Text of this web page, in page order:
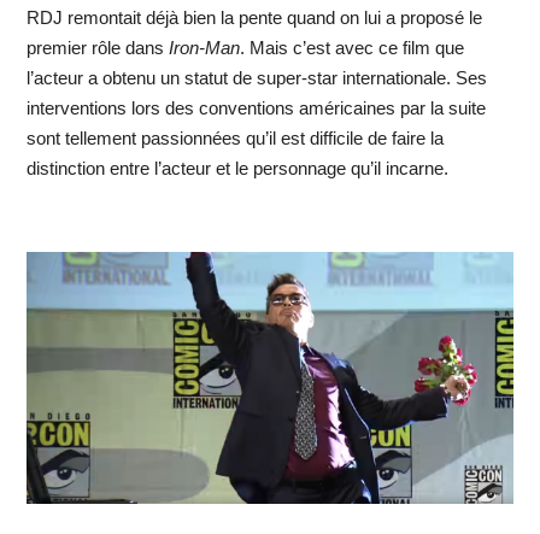
RDJ remontait déjà bien la pente quand on lui a proposé le
premier rôle dans Iron-Man. Mais c’est avec ce film que
l’acteur a obtenu un statut de super-star internationale. Ses
interventions lors des conventions américaines par la suite
sont tellement passionnées qu’il est difficile de faire la
distinction entre l’acteur et le personnage qu’il incarne.